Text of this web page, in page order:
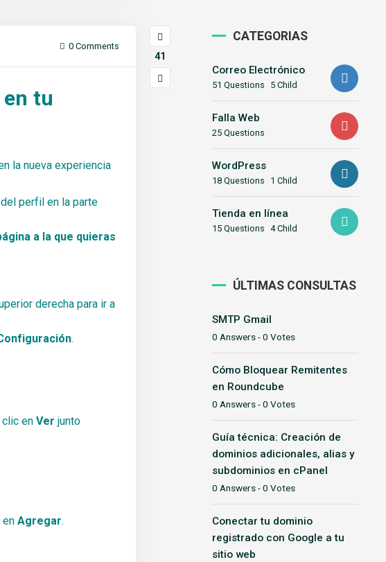
0 Comments
tu
la nueva experiencia
perfil en la parte
a la que quieras
derecha para ir a
.
clic en Ver junto
en Agregar.
41
CATEGORIAS
Correo Electrónico
51 Questions 5 Child
Falla Web
25 Questions
WordPress
18 Questions 1 Child
Tienda en línea
15 Questions 4 Child
ÚLTIMAS CONSULTAS
SMTP Gmail
0 Answers - 0 Votes
Cómo Bloquear Remitentes
en Roundcube
0 Answers - 0 Votes
Guía técnica: Creación de
dominios adicionales, alias y
subdominios en cPanel
0 Answers - 0 Votes
Conectar tu dominio
registrado con Google a tu
sitio web